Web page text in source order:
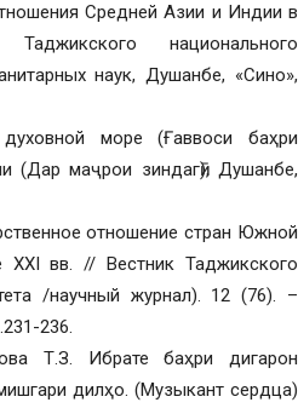
Средней Азии и Индии в
национального
наук, Душанбе, «Сино»,
море (Ғаввоси баҳри
(Дар маҷрои зиндагӣ), Душанбе,
отношение стран Южной
XXI вв. // Вестник Таджикского
/научный журнал). 12 (76). –
236.
Т.З. Ибрате баҳри дигарон
дилҳо. (Музыкант сердца)